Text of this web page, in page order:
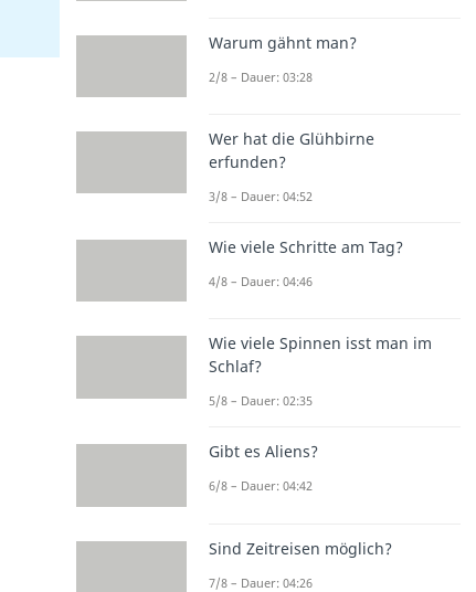
Warum gähnt man?
2/8 – Dauer: 03:28
Wer hat die Glühbirne
erfunden?
3/8 – Dauer: 04:52
Wie viele Schritte am Tag?
4/8 – Dauer: 04:46
Wie viele Spinnen isst man im
Schlaf?
5/8 – Dauer: 02:35
Gibt es Aliens?
6/8 – Dauer: 04:42
Sind Zeitreisen möglich?
7/8 – Dauer: 04:26